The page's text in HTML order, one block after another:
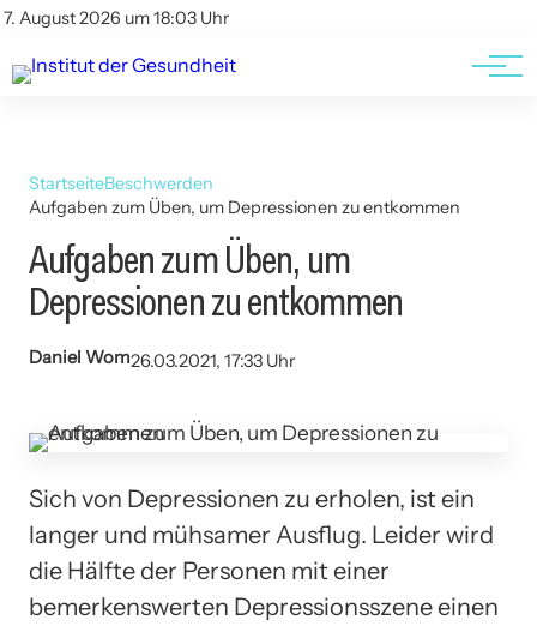
7. August 2026 um 18:03 Uhr
Kontakt
Kontakt
AGBs
StartseiteBeschwerden
Aufgaben zum Üben, um Depressionen zu entkommen
Aufgaben zum Üben, um
Depressionen zu entkommen
Daniel Wom26.03.2021, 17:33 Uhr
Sich von Depressionen zu erholen, ist ein
langer und mühsamer Ausflug. Leider wird
die Hälfte der Personen mit einer
bemerkenswerten Depressionsszene einen